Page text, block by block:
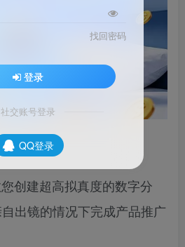
创建超高拟真度的数字分
出镜的情况下完成产品推广
找回密码
登录
社交账号登录
QQ登录